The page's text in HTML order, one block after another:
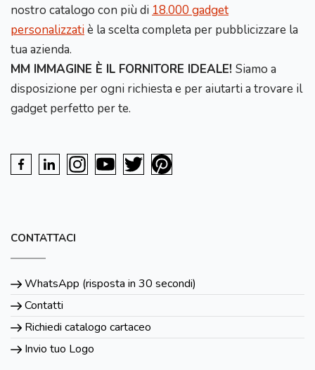
nostro catalogo con più di 18.000 gadget
personalizzatiè la scelta completa per pubblicizzare la
tua azienda.
MM IMMAGINE È IL FORNITORE IDEALE! Siamo a
disposizione per ogni richiesta e per aiutarti a trovare il
gadget perfetto per te.
CONTATTACI
WhatsApp (risposta in 30 secondi)
Contatti
Richiedi catalogo cartaceo
Invio tuo Logo